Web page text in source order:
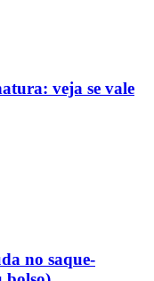
veja se vale
no saque-